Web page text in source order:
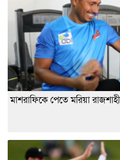
মাশরাফিকে পেতে মরিয়া রাজশাহী